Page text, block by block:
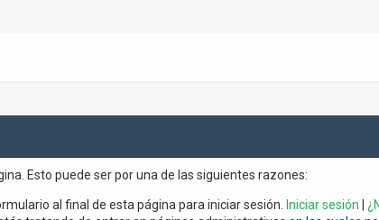
Esto puede ser por una de las siguientes razones:
al final de esta página para iniciar sesión. Iniciar sesión